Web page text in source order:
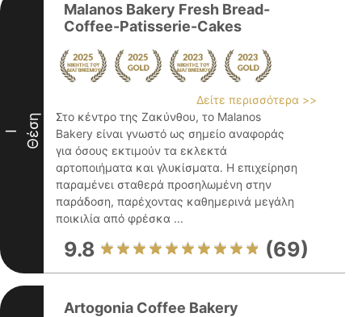
I Θέση
Malanos Bakery Fresh Bread-
Coffee-Patisserie-Cakes
Δείτε περισσότερα >>
Στο κέντρο της Ζακύνθου, το Malanos
Bakery είναι γνωστό ως σημείο αναφοράς
για όσους εκτιμούν τα εκλεκτά
αρτοποιήματα και γλυκίσματα. Η επιχείρηση
παραμένει σταθερά προσηλωμένη στην
παράδοση, παρέχοντας καθημερινά μεγάλη
ποικιλία από φρέσκα ...
9.8 (69)
Artogonia Coffee Bakery